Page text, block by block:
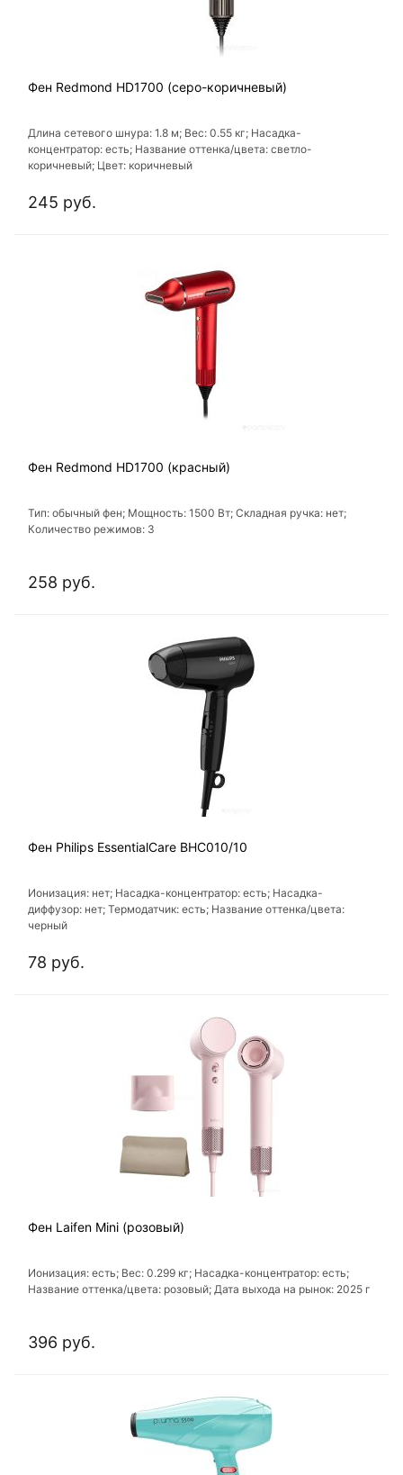
Фен Redmond HD1700 (серо-коричневый)
Длина сетевого шнура: 1.8 м; Вес: 0.55 кг; Насадка-
концентратор: есть; Название оттенка/цвета: светло-
коричневый; Цвет: коричневый
245 руб.
Фен Redmond HD1700 (красный)
Тип: обычный фен; Мощность: 1500 Вт; Складная ручка: нет;
Количество режимов: 3
258 руб.
Фен Philips EssentialCare BHC010/10
Ионизация: нет; Насадка-концентратор: есть; Насадка-
диффузор: нет; Термодатчик: есть; Название оттенка/цвета:
черный
78 руб.
Фен Laifen Mini (розовый)
Ионизация: есть; Вес: 0.299 кг; Насадка-концентратор: есть;
Название оттенка/цвета: розовый; Дата выхода на рынок: 2025 г
396 руб.